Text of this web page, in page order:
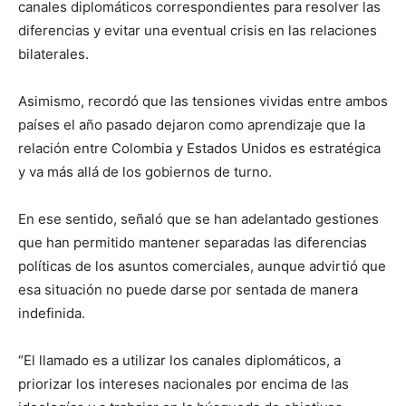
canales diplomáticos correspondientes para resolver las
diferencias y evitar una eventual crisis en las relaciones
bilaterales.
Asimismo, recordó que las tensiones vividas entre ambos
países el año pasado dejaron como aprendizaje que la
relación entre Colombia y Estados Unidos es estratégica
y va más allá de los gobiernos de turno.
En ese sentido, señaló que se han adelantado gestiones
que han permitido mantener separadas las diferencias
políticas de los asuntos comerciales, aunque advirtió que
esa situación no puede darse por sentada de manera
indefinida.
“El llamado es a utilizar los canales diplomáticos, a
priorizar los intereses nacionales por encima de las